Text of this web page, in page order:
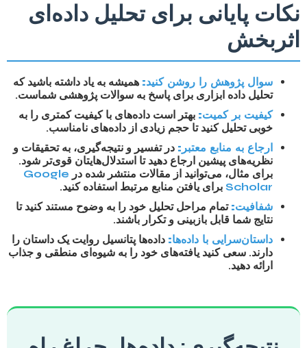
نکات پایانی برای تحلیل داده‌ای
اثربخش
سوال پژوهش را روشن کنید: همیشه به یاد داشته باشید که
تحلیل داده ابزاری برای پاسخ به سوالات پژوهشی شماست.
کیفیت بر کمیت: بهتر است داده‌های با کیفیت کمتری را به
خوبی تحلیل کنید تا حجم زیادی از داده‌های نامناسب.
ارجاع به منابع معتبر: در تفسیر و نتیجه‌گیری، به تحقیقات و
نظریه‌های پیشین ارجاع دهید تا استدلال‌هایتان قوی‌تر شود.
برای مثال، می‌توانید از مقالات منتشر شده در Google
Scholar برای یافتن منابع مرتبط استفاده کنید.
شفافیت: تمام مراحل تحلیل خود را به وضوح مستند کنید تا
نتایج شما قابل بازبینی و تکرار باشند.
داستان‌سرایی با داده‌ها: داده‌ها پتانسیل روایت یک داستان را
دارند. سعی کنید یافته‌های خود را به شیوه‌ای منطقی و جذاب
ارائه دهید.